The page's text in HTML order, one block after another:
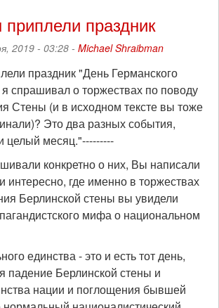
праздник
2019 - 03:28 - Michael Shraibman
праздник "День Германского
спрашивал о торжествах по поводу
Стены (и в исходном тексте вы тоже
Это два разных события,
целый месяц."---------
конкретно о них, Вы написали
интересно, где именно в торжествах
Берлинской стены вы увидели
мифа о национальном
единства - это и есть тот день,
падение Берлинской стены и
нации и поглощения бывшей